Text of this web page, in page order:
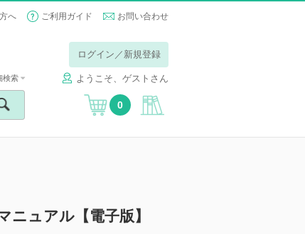
へ ご利用ガイド お問い合わせ
ログイン／新規登録
ようこそ、ゲストさん
検索
0
ュアル【電子版】